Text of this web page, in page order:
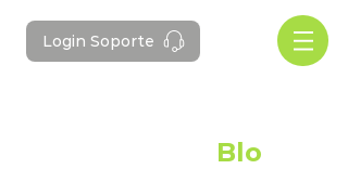
Login Soporte
Blo